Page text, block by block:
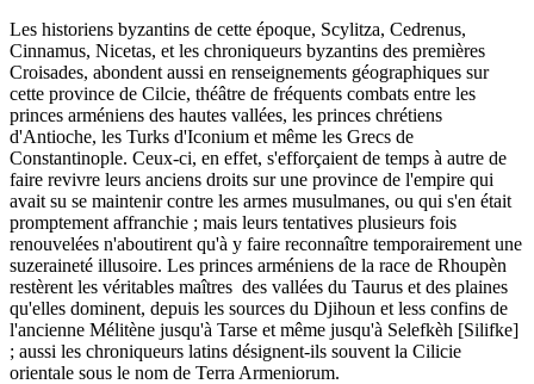
Les historiens byzantins de cette époque, Scylitza, Cedrenus,
Cinnamus, Nicetas, et les chroniqueurs byzantins des premières
Croisades, abondent aussi en renseignements géographiques sur
cette province de Cilcie, théâtre de fréquents combats entre les
princes arméniens des hautes vallées, les princes chrétiens
d'Antioche, les Turks d'Iconium et même les Grecs de
Constantinople. Ceux-ci, en effet, s'efforçaient de temps à autre de
faire revivre leurs anciens droits sur une province de l'empire qui
avait su se maintenir contre les armes musulmanes, ou qui s'en était
promptement affranchie ; mais leurs tentatives plusieurs fois
renouvelées n'aboutirent qu'à y faire reconnaître temporairement une
suzeraineté illusoire. Les princes arméniens de la race de Rhoupèn
restèrent les véritables maîtres des vallées du Taurus et des plaines
qu'elles dominent, depuis les sources du Djihoun et less confins de
l'ancienne Mélitène jusqu'à Tarse et même jusqu'à Selefkèh [Silifke]
; aussi les chroniqueurs latins désignent-ils souvent la Cilicie
orientale sous le nom de Terra Armeniorum.